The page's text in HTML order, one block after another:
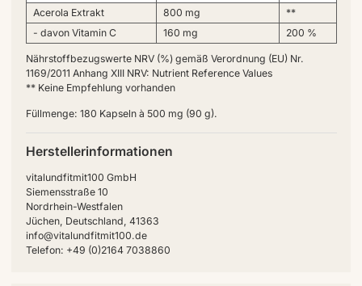
Acerola Extrakt 800 mg
**
- davon Vitamin C
160 mg 200 %
Nährstoffbezugswerte NRV (%) gemäß Verordnung (EU) Nr.
1169/2011 Anhang XIII NRV: Nutrient Reference Values
** Keine Empfehlung vorhanden
Füllmenge: 180 Kapseln à 500 mg (90 g).
Herstellerinformationen
vitalundfitmit100 GmbH
Siemensstraße 10
Nordrhein-Westfalen
Jüchen, Deutschland, 41363
info@vitalundfitmit100.de
Telefon: +49 (0)2164 7038860